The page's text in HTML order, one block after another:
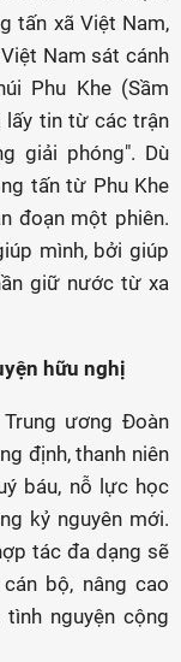
tấn xã Việt Nam,
Nam sát cánh
Phu Khe (Sầm
lấy tin từ các trận
giải phóng". Dù
tấn từ Phu Khe
đoạn một phiên.
mình, bởi giúp
giữ nước từ xa
hữu nghị
ương Đoàn
định, thanh niên
báu, nỗ lực học
kỷ nguyên mới.
tác đa dạng sẽ
bộ, nâng cao
nguyện cộng